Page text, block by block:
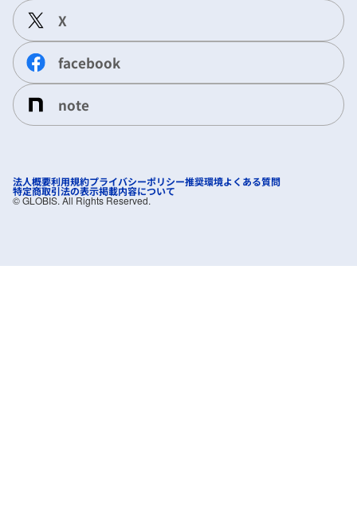
X
facebook
note
法人概要利用規約プライバシーポリシー推奨環境よくある質問
特定商取引法の表示掲載内容について
©︎ GLOBIS. All Rights Reserved.